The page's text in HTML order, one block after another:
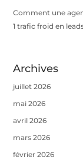
Comment une
1 trafic froid en
Archives
juillet 2026
mai 2026
avril 2026
mars 2026
février 2026